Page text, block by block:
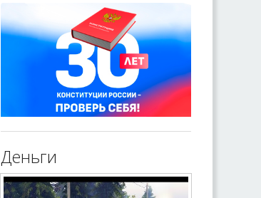
Деньги